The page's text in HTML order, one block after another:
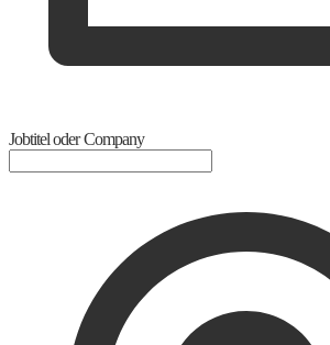
Jobtitel oder Company